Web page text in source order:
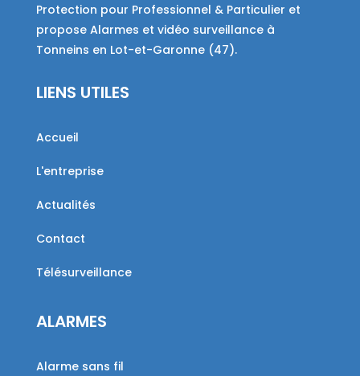
Protection pour Professionnel & Particulier et
propose Alarmes et vidéo surveillance à
Tonneins en Lot-et-Garonne (47).
LIENS UTILES
Accueil
L'entreprise
Actualités
Contact
Télésurveillance
ALARMES
Alarme sans fil